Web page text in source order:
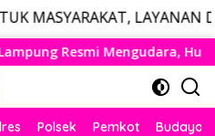
DARURAT CALL
Kembali Layani Rute Berjadwal
Polsek Pemkot Budaya